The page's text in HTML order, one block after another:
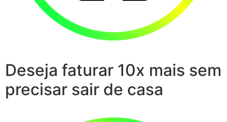
Deseja faturar 10x mais sem
precisar sair de casa